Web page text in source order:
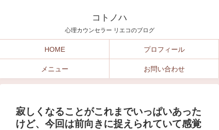
コトノハ
心理カウンセラー リエコのブログ
HOME プロフィール
メニュー お問い合わせ
寂しくなることがこれまでいっぱいあった
けど、今回は前向きに捉えられていて感覚